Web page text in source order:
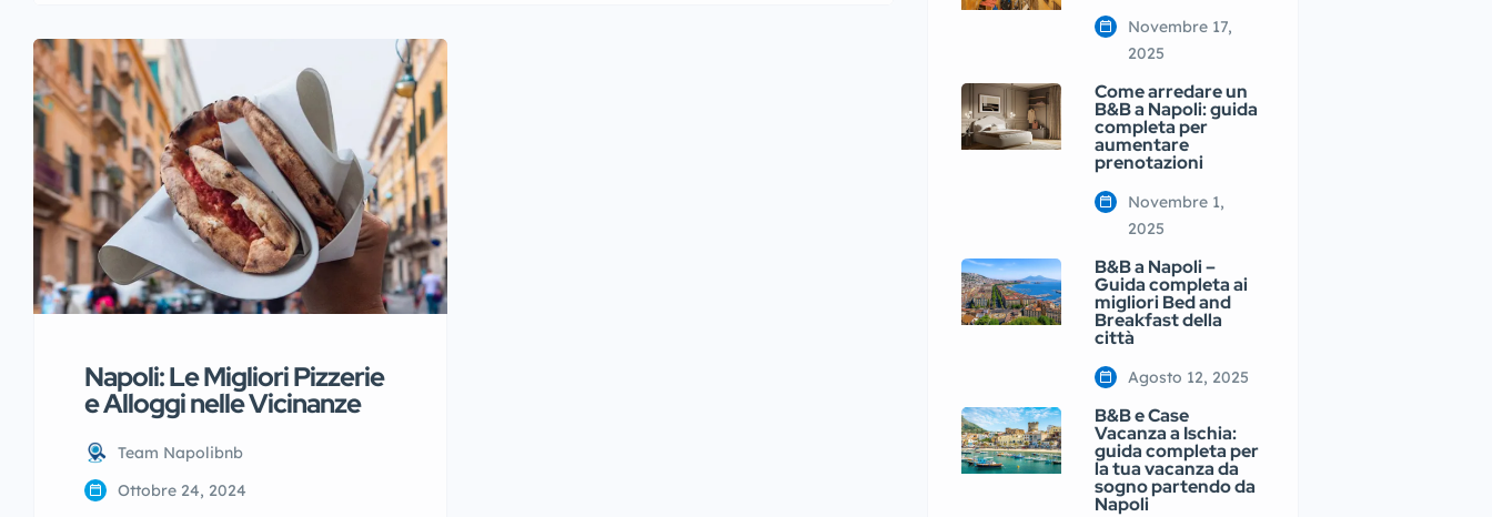
Napoli: Le Migliori Pizzerie
e Alloggi nelle Vicinanze
Team Napolibnb
Ottobre 24, 2024
Novembre 17,
2025
Come arredare un
B&B a Napoli: guida
completa per
aumentare
prenotazioni
Novembre 1,
2025
B&B a Napoli –
Guida completa ai
migliori Bed and
Breakfast della
città
Agosto 12, 2025
B&B e Case
Vacanza a Ischia:
guida completa per
la tua vacanza da
sogno partendo da
Napoli